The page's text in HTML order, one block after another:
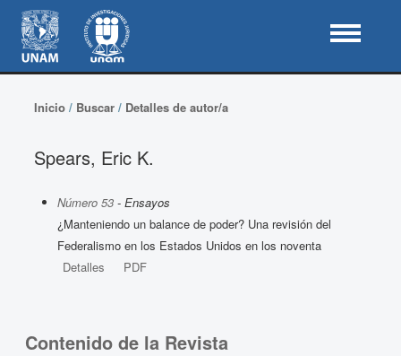
Inicio/ Buscar/ Detalles de autor/a
Spears, Eric K.
Número 53- Ensayos
¿Manteniendo un balance de poder? Una revisión del
Federalismo en los Estados Unidos en los noventa
Detalles
PDF
Contenido de la Revista